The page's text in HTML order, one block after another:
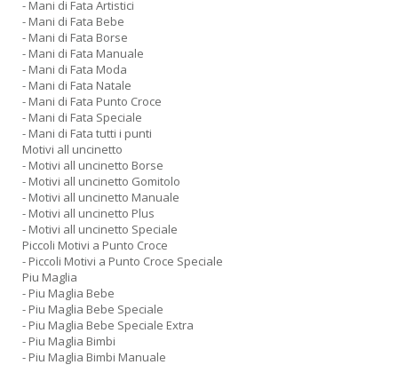
- Mani di Fata Artistici
- Mani di Fata Bebe
- Mani di Fata Borse
- Mani di Fata Manuale
- Mani di Fata Moda
- Mani di Fata Natale
- Mani di Fata Punto Croce
- Mani di Fata Speciale
- Mani di Fata tutti i punti
Motivi all uncinetto
- Motivi all uncinetto Borse
- Motivi all uncinetto Gomitolo
- Motivi all uncinetto Manuale
- Motivi all uncinetto Plus
- Motivi all uncinetto Speciale
Piccoli Motivi a Punto Croce
- Piccoli Motivi a Punto Croce Speciale
Piu Maglia
- Piu Maglia Bebe
- Piu Maglia Bebe Speciale
- Piu Maglia Bebe Speciale Extra
- Piu Maglia Bimbi
- Piu Maglia Bimbi Manuale